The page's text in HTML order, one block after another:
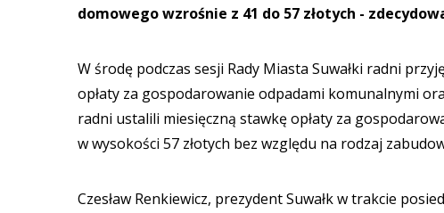
domowego wzrośnie z 41 do 57 złotych -
W środę podczas sesji Rady Miasta Suwałki radni
opłaty za gospodarowanie odpadami komunalnymi
radni ustalili miesięczną stawkę opłaty za
w wysokości 57 złotych bez względu na rodzaj
Czesław Renkiewicz, prezydent Suwałk w trakcie